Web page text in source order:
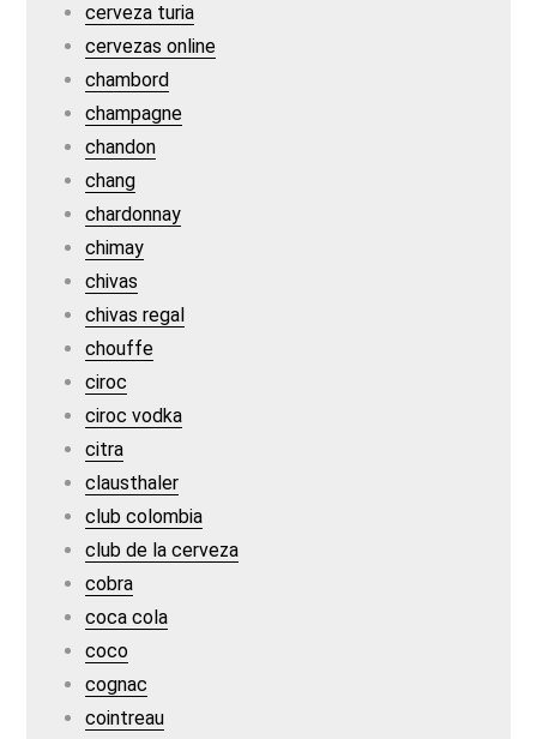
cerveza turia
cervezas online
chambord
champagne
chandon
chang
chardonnay
chimay
chivas
chivas regal
chouffe
ciroc
ciroc vodka
citra
clausthaler
club colombia
club de la cerveza
cobra
coca cola
coco
cognac
cointreau